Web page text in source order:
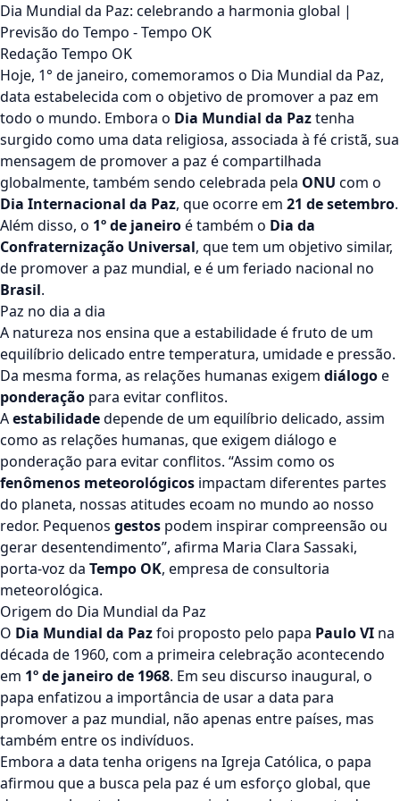
Dia Mundial da Paz: celebrando a harmonia global |
Previsão do Tempo - Tempo OK
Redação Tempo OK
Hoje, 1° de janeiro, comemoramos o Dia Mundial da Paz,
data estabelecida com o objetivo de promover a paz em
todo o mundo. Embora o Dia Mundial da Paztenha
surgido como uma data religiosa, associada à fé cristã, sua
mensagem de promover a paz é compartilhada
globalmente, também sendo celebrada pela ONU com o
Dia Internacional da Paz, que ocorre em 21 de setembro.
Além disso, o 1º de janeiroé também o Dia da
Confraternização Universal, que tem um objetivo similar,
de promover a paz mundial, e é um feriado nacional no
Brasil.
Paz no dia a dia
A natureza nos ensina que a estabilidade é fruto de um
equilíbrio delicado entre temperatura, umidade e pressão.
Da mesma forma, as relações humanas exigem diálogoe
ponderação para evitar conflitos.
Aestabilidadedepende de um equilíbrio delicado, assim
como as relações humanas, que exigem diálogo e
ponderação para evitar conflitos. “Assim como os
fenômenos meteorológicos impactam diferentes partes
do planeta, nossas atitudes ecoam no mundo ao nosso
redor. Pequenos gestos podem inspirar compreensão ou
gerar desentendimento”, afirma Maria Clara Sassaki,
porta-voz da Tempo OK, empresa de consultoria
meteorológica.
Origem do Dia Mundial da Paz
O Dia Mundial da Pazfoi proposto pelo papa Paulo VI na
década de 1960, com a primeira celebração acontecendo
em 1º de janeiro de 1968. Em seu discurso inaugural, o
papa enfatizou a importância de usar a data para
promover a paz mundial, não apenas entre países, mas
também entre os indivíduos.
Embora a data tenha origens na Igreja Católica, o papa
afirmou que a busca pela paz é um esforço global, que